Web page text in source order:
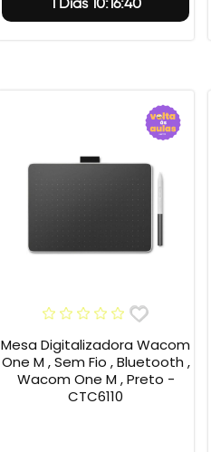
Mesa Digitalizadora Wacom
One M , Sem Fio , Bluetooth ,
Wacom One M , Preto -
CTC6110